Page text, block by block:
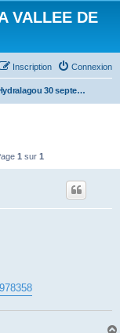
VALLEE DE
Connexion
Inscription
Hydralagou 30 septembre et 1 octobre 2023
1 sur 1